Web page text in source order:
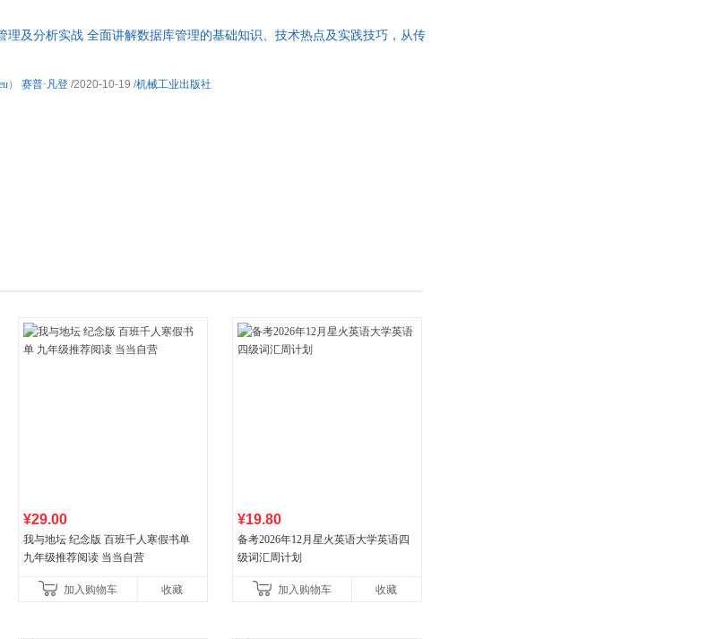
理及分析实战 全面讲解数据库管理的基础知识、技术热点及实践技巧，从传
） 赛普·凡登 /2020-10-19 /机械工业出版社
¥29.00
我与地坛 纪念版 百班千人寒假书单
九年级推荐阅读 当当自营
加入购物车 收藏
¥19.80
备考2026年12月星火英语大学英语四
级词汇周计划
加入购物车 收藏